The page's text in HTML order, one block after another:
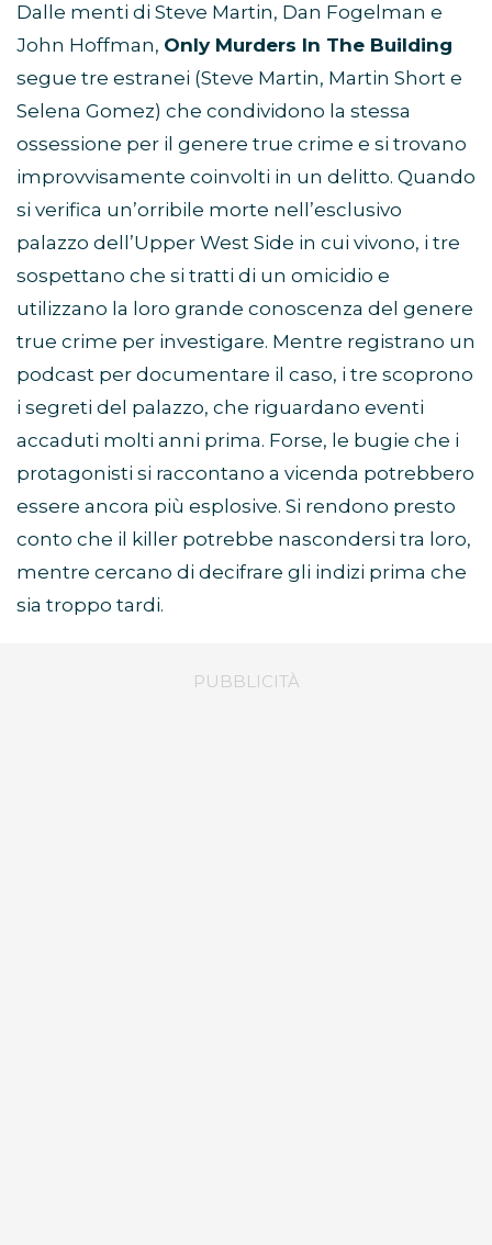
Dalle menti di Steve Martin, Dan Fogelman e
John Hoffman, Only Murders In The Building
segue tre estranei (Steve Martin, Martin Short e
Selena Gomez) che condividono la stessa
ossessione per il genere true crime e si trovano
improvvisamente coinvolti in un delitto. Quando
si verifica un’orribile morte nell’esclusivo
palazzo dell’Upper West Side in cui vivono, i tre
sospettano che si tratti di un omicidio e
utilizzano la loro grande conoscenza del genere
true crime per investigare. Mentre registrano un
podcast per documentare il caso, i tre scoprono
i segreti del palazzo, che riguardano eventi
accaduti molti anni prima. Forse, le bugie che i
protagonisti si raccontano a vicenda potrebbero
essere ancora più esplosive. Si rendono presto
conto che il killer potrebbe nascondersi tra loro,
mentre cercano di decifrare gli indizi prima che
sia troppo tardi.